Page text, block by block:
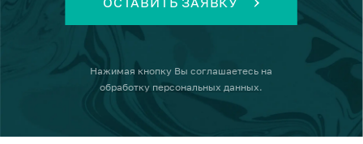
Нажимая кнопку Вы соглашаетесь на
обработку персональных данных.